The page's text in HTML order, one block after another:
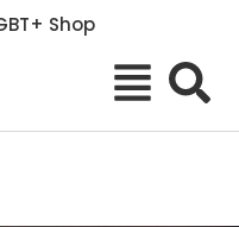
Shop